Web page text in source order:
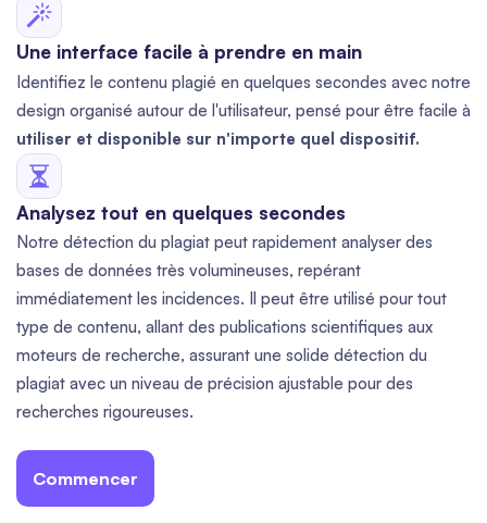
Une interface facile à prendre en main
Identifiez le contenu plagié en quelques secondes avec notre
design organisé autour de l'utilisateur, pensé pour être facile à
utiliser et disponible sur n'importe quel dispositif.
Analysez tout en quelques secondes
Notre détection du plagiat peut rapidement analyser des
bases de données très volumineuses, repérant
immédiatement les incidences. Il peut être utilisé pour tout
type de contenu, allant des publications scientifiques aux
moteurs de recherche, assurant une solide détection du
plagiat avec un niveau de précision ajustable pour des
recherches rigoureuses.
Commencer